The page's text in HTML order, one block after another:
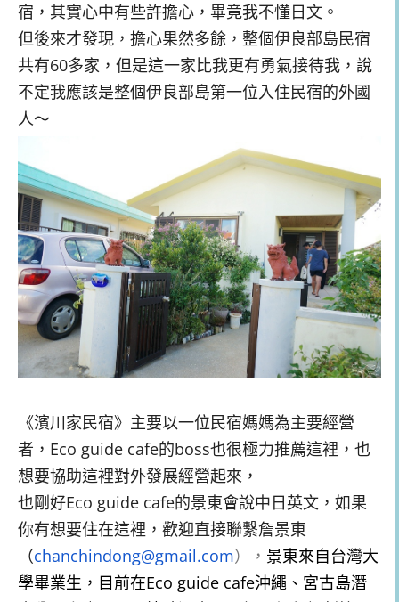
宿，其實心中有些許擔心，畢竟我不懂日文。
但後來才發現，擔心果然多餘，整個伊良部島民宿
共有60多家，但是這一家比我更有勇氣接待我，說
不定我應該是整個伊良部島第一位入住民宿的外國
人～
《濱川家民宿》主要以一位民宿媽媽為主要經營
者，Eco guide cafe的boss也很極力推薦這裡，也
想要協助這裡對外發展經營起來，
也剛好Eco guide cafe的景東會說中日英文，如果
你有想要住在這裡，歡迎直接聯繫詹景東
（chanchindong@gmail.com）， 景東來自台灣大
學畢業生，目前在Eco guide cafe沖繩、宮古島潛